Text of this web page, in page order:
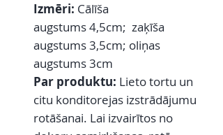
Izmēri: Cālīša
augstums 4,5cm; zaķīša
augstums 3,5cm; oliņas
augstums 3cm
Par produktu: Lieto tortu un
citu konditorejas izstrādājumu
rotāšanai. Lai izvairītos no